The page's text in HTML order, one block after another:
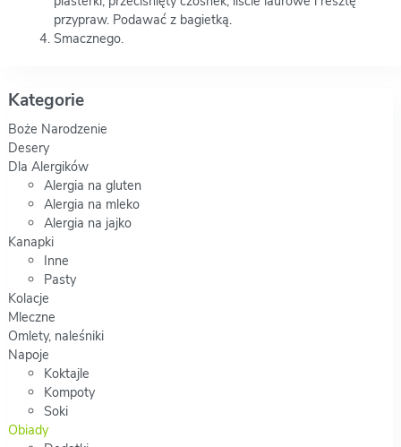
przypraw. Podawać z bagietką.
Smacznego.
Kategorie
Boże Narodzenie
Desery
Dla Alergików
Alergia na gluten
Alergia na mleko
Alergia na jajko
Kanapki
Inne
Pasty
Kolacje
Mleczne
Omlety, naleśniki
Napoje
Koktajle
Kompoty
Soki
Obiady